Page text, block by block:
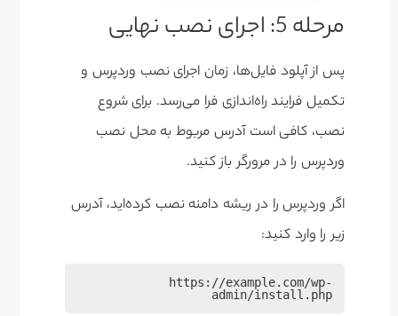
مرحله 5: اجرای نصب نهایی
پس از آپلود فایل‌ها، زمان اجرای نصب وردپرس و
تکمیل فرایند راه‌اندازی فرا می‌رسد. برای شروع
نصب، کافی است آدرس مربوط به محل نصب
وردپرس را در مرورگر باز کنید.
اگر وردپرس را در ریشه دامنه نصب کرده‌اید، آدرس
زیر را وارد کنید:
https://example.com/wp-
admin/install.php